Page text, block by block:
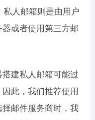
私人邮箱则是由用户
或者使用第三方邮
建私人邮箱可能过
此，我们推荐使用
邮件服务商时，我